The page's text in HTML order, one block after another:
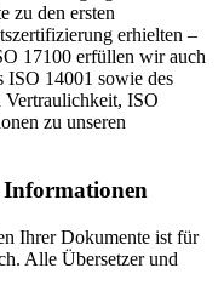
zu den ersten
erhielten –
17100 erfüllen wir auch
ISO 14001 sowie des
Vertraulichkeit, ISO
zu unseren
Informationen
Ihrer Dokumente ist für
Alle Übersetzer und